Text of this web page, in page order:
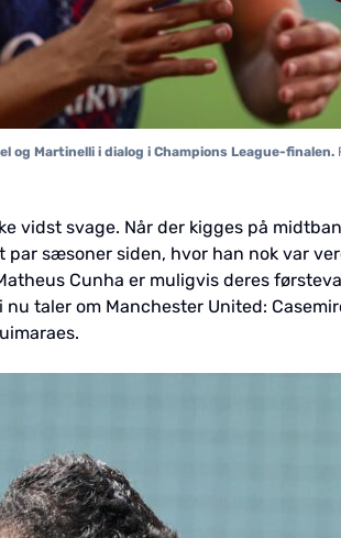
og Martinelli i dialog i Champions League-finalen.
vidst svage. Når der kigges på
sæsoner siden, hvor han nok var
Cunha er muligvis deres
taler om Manchester United: